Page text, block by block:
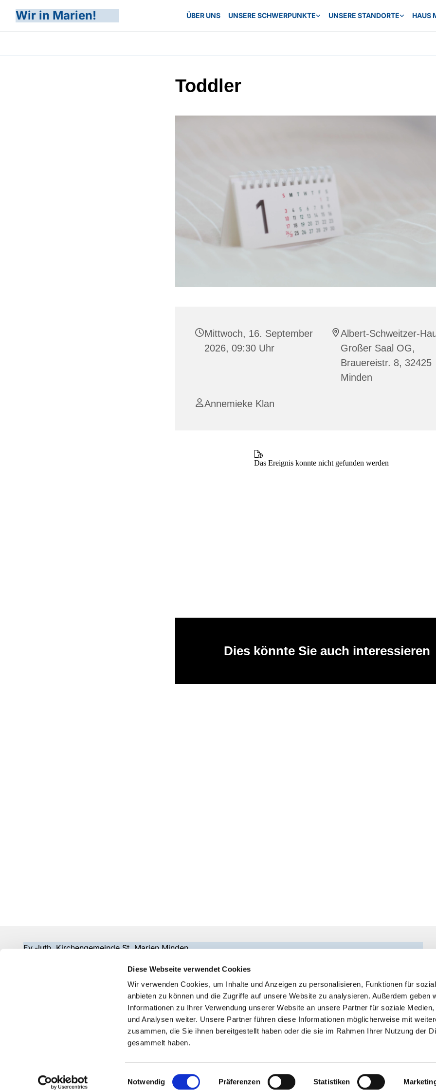
Diese Webseite verwendet Cookies
Wir verwenden Cookies, um Inhalte und Anzeigen zu personalisieren, Funktionen für
anbieten zu können und die Zugriffe auf unsere Website zu analysieren. Außerdem geben
Informationen zu Ihrer Verwendung unserer Website an unsere Partner für soziale Medien,
und Analysen weiter. Unsere Partner führen diese Informationen möglicherweise mit
zusammen, die Sie ihnen bereitgestellt haben oder die sie im Rahmen Ihrer Nutzung der
gesammelt haben.
Einwilligungsauswahl
Notwendig Präferenzen Statistiken
Wir in Marien! ÜBER UNS UNSERE SCHWERPUNKTE UNSERE STANDORTE HAUS
Toddler
Mittwoch, 16. September
2026, 09:30 Uhr
Albert-Schweitzer-
Großer Saal OG,
Brauereistr. 8, 32425
Minden
Annemieke Klan
Dies könnte Sie auch interessieren
Ev.-luth. Kirchengemeinde St. Marien Minden